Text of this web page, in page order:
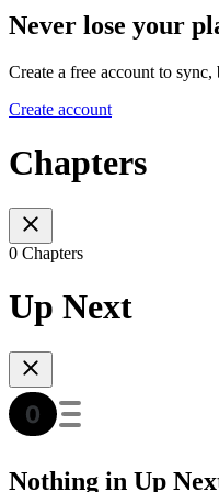
Never lose your
Create a free account to
Create account
Chapters
0 Chapters
Up Next
Nothing in Up